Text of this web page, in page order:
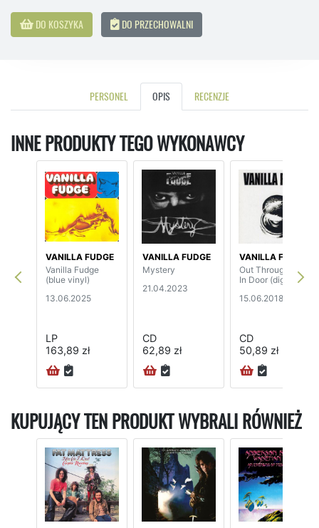
DO KOSZYKA DO PRZECHOWALNI
PERSONEL OPIS RECENZJE
INNE PRODUKTY TEGO WYKONAWCY
VANILLA FUDGE
Vanilla Fudge
(blue vinyl)
13.06.2025
LP
163,89 zł
VANILLA FUDGE
Mystery
21.04.2023
CD
62,89 zł
VANILLA FUDGE
Out Through The
In Door (digipak)
15.06.2018
CD
50,89 zł
KUPUJĄCY TEN PRODUKT WYBRALI RÓWNIEŻ